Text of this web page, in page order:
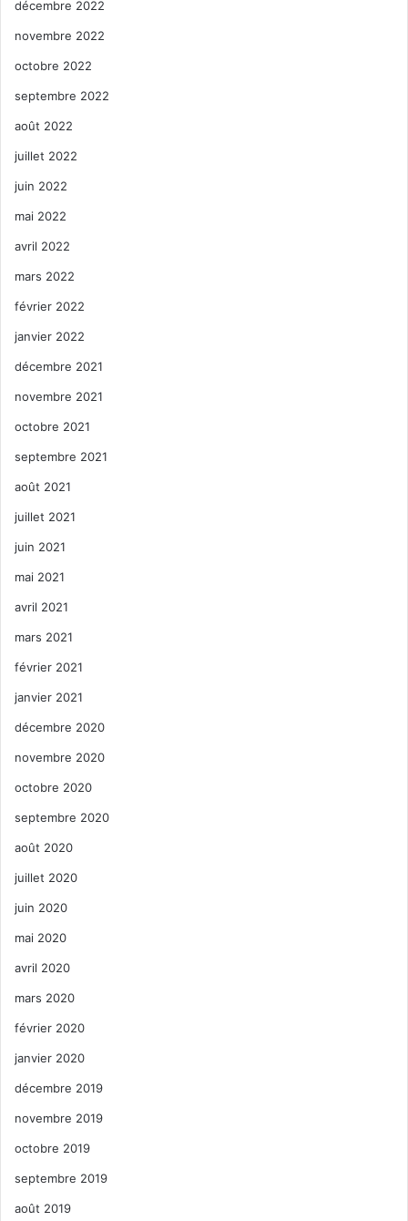
décembre 2022
novembre 2022
octobre 2022
septembre 2022
août 2022
juillet 2022
juin 2022
mai 2022
avril 2022
mars 2022
février 2022
janvier 2022
décembre 2021
novembre 2021
octobre 2021
septembre 2021
août 2021
juillet 2021
juin 2021
mai 2021
avril 2021
mars 2021
février 2021
janvier 2021
décembre 2020
novembre 2020
octobre 2020
septembre 2020
août 2020
juillet 2020
juin 2020
mai 2020
avril 2020
mars 2020
février 2020
janvier 2020
décembre 2019
novembre 2019
octobre 2019
septembre 2019
août 2019